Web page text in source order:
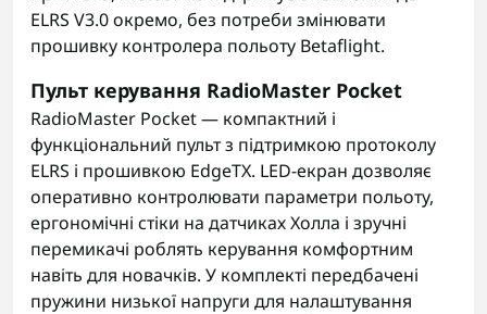
ELRS V3.0 окремо, без потреби змінювати
прошивку контролера польоту Betaflight.
Пульт керування RadioMaster Pocket
RadioMaster Pocket — компактний і
функціональний пульт з підтримкою протоколу
ELRS і прошивкою EdgeTX. LED-екран дозволяє
оперативно контролювати параметри польоту,
ергономічні стіки на датчиках Холла і зручні
перемикачі роблять керування комфортним
навіть для новачків. У комплекті передбачені
пружини низької напруги для налаштування